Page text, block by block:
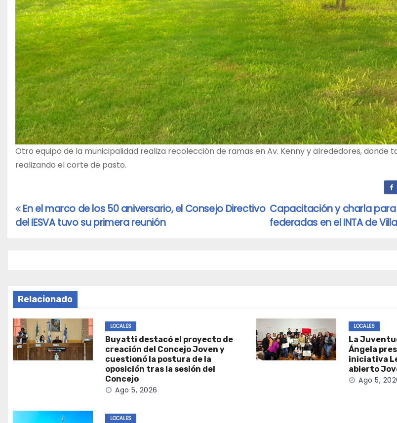
Otro equipo de la municipalidad realiza recolección de ramas en Av. Kenny y alrededores, donde
realizando el corte de pasto.
Navegación
de
Capacitación y charla
federadas en el INTA de
En el marco de los 50 aniversario, el Consejo Directivo
del IESVA tuvo su primera reunión
Relacionado
LOCALES
Buyatti destacó el proyecto de
creación del Concejo Joven y
cuestionó la postura de la
oposición tras la sesión del
Concejo
Ago 5, 2026
LOCALES
La
Ángela
iniciativa
abierto
Ago 5,
LOCALES